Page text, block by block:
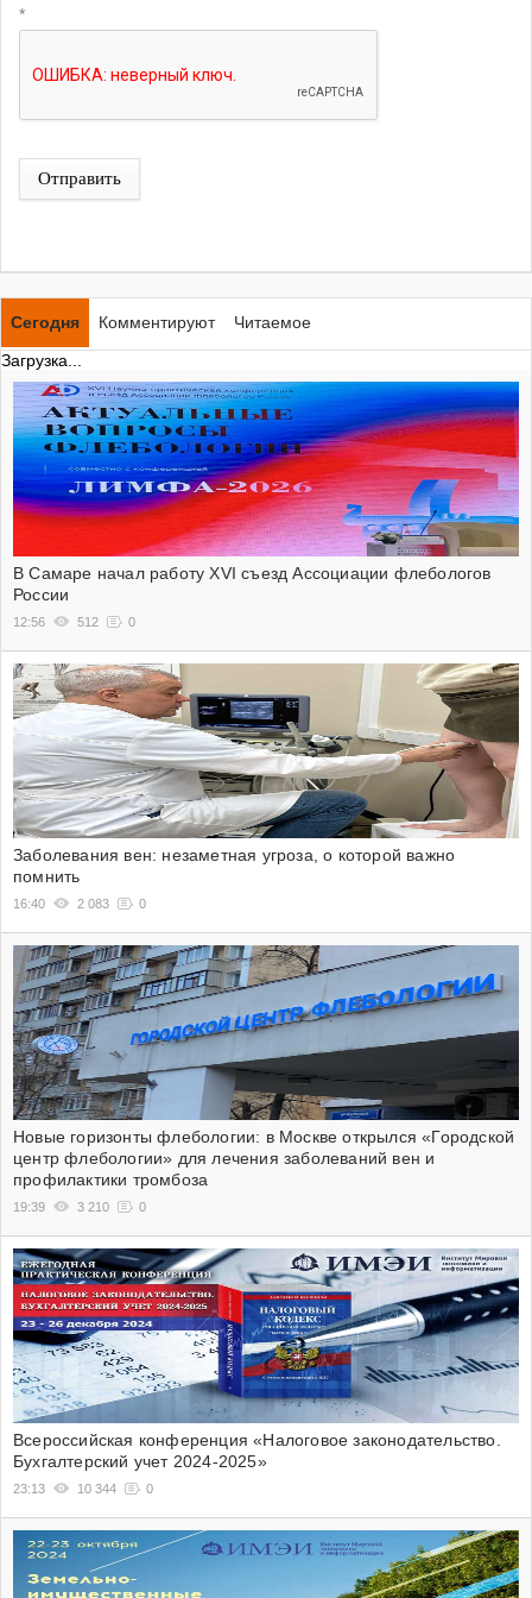
*
Отправить
Сегодня Комментируют
Читаемое
Загрузка...
В Самаре начал работу XVI съезд Ассоциации флебологов
России
12:56 512 0
Заболевания вен: незаметная угроза, о которой важно
помнить
16:40 2 083 0
Новые горизонты флебологии: в Москве открылся «Городской
центр флебологии» для лечения заболеваний вен и
профилактики тромбоза
19:39 3 210 0
Всероссийская конференция «Налоговое законодательство.
Бухгалтерский учет 2024-2025»
23:13 10 344 0